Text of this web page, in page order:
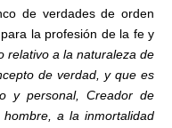
de verdades de orden
la profesión de la fe y
relativo a la naturaleza de
de verdad, y que es
y personal, Creador de
a la inmortalidad